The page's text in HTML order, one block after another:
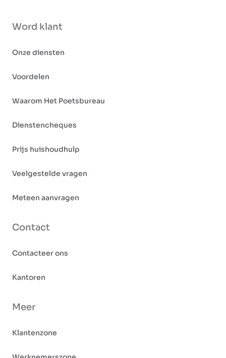
Word klant
Onze diensten
Voordelen
Waarom Het Poetsbureau
Dienstencheques
Prijs huishoudhulp
Veelgestelde vragen
Meteen aanvragen
Contact
Contacteer ons
Kantoren
Meer
Klantenzone